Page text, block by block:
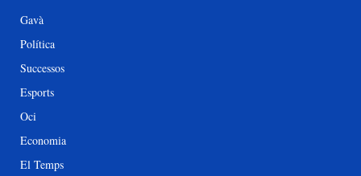
Gavà
Política
Successos
Esports
Oci
Economia
El Temps